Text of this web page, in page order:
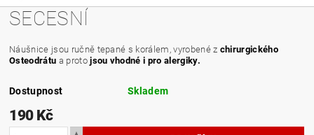
SECESNÍ
Náušnice jsou ručně tepané s korálem, vyrobené z chirurgického
Osteodrátu a protojsou vhodné i pro alergiky.
Dostupnost Skladem
190 Kč